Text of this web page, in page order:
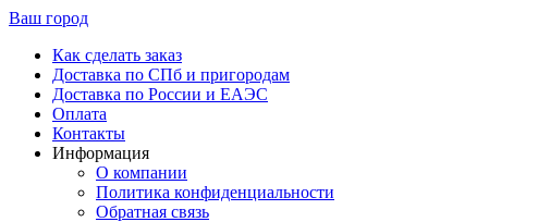
Ваш город
Как сделать заказ
Доставка по СПб и пригородам
Доставка по России и ЕАЭС
Оплата
Контакты
Информация
О компании
Политика конфиденциальности
Обратная связь